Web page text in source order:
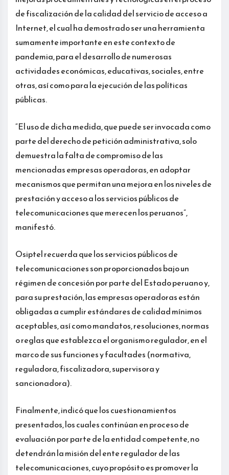
de fiscalización de la calidad del servicio de acceso a
Internet, el cual ha demostrado ser una herramienta
sumamente importante en este contexto de
pandemia, para el desarrollo de numerosas
actividades económicas, educativas, sociales, entre
otras, así como para la ejecución de las políticas
públicas.
“El uso de dicha medida, que puede ser invocada como
parte del derecho de petición administrativa, solo
demuestra la falta de compromiso de las
mencionadas empresas operadoras, en adoptar
mecanismos que permitan una mejora en los niveles de
prestación y acceso a los servicios públicos de
telecomunicaciones que merecen los peruanos”,
manifestó.
Osiptel recuerda que los servicios públicos de
telecomunicaciones son proporcionados bajo un
régimen de concesión por parte del Estado peruano y,
para su prestación, las empresas operadoras están
obligadas a cumplir estándares de calidad mínimos
aceptables, así como mandatos, resoluciones, normas
o reglas que establezca el organismo regulador, en el
marco de sus funciones y facultades (normativa,
reguladora, fiscalizadora, supervisora y
sancionadora).
Finalmente, indicó que los cuestionamientos
presentados, los cuales continúan en proceso de
evaluación por parte de la entidad competente, no
detendrán la misión del ente regulador de las
telecomunicaciones, cuyo propósito es promover la